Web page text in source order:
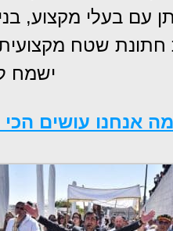
בעלי מקצוע,
שטח מקצועית
ישמח
מה אנחנו עושים הכי